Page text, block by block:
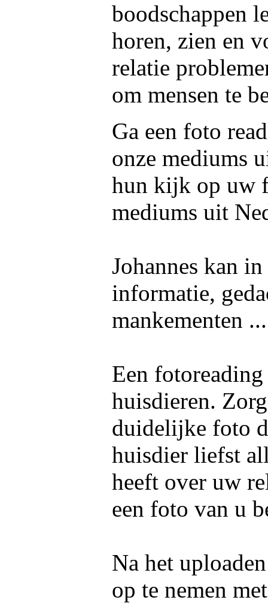
boodschappen
horen, zien en
relatie
om mensen te
Ga een foto
onze mediums
hun kijk op uw
mediums uit
Johannes kan
informatie,
mankementen
Een
huisdieren.
duidelijke foto
huisdier liefst
heeft over uw
een foto van u
Na het
op te nemen